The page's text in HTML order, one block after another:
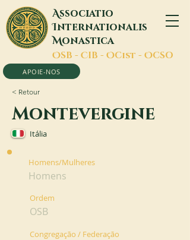
Associatio
Internationalis
Monastica
OSB - CIB - OCist - OCSO
APOIE-NOS
< Retour
Montevergine
Itália
Homens/Mulheres
Homens
Ordem
OSB
Congregação / Federação